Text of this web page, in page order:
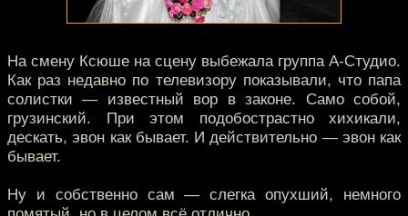
На смену Ксюше на сцену выбежала группа А-Студио.
Как раз недавно по телевизору показывали, что папа
солистки — известный вор в законе. Само собой,
грузинский. При этом подобострастно хихикали,
дескать, эвон как бывает. И действительно — эвон как
бывает.
Ну и собственно сам — слегка опухший, немного